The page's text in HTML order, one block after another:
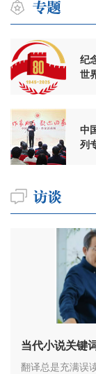
纪
世
中
列
当代小说关键
翻译总是充满误